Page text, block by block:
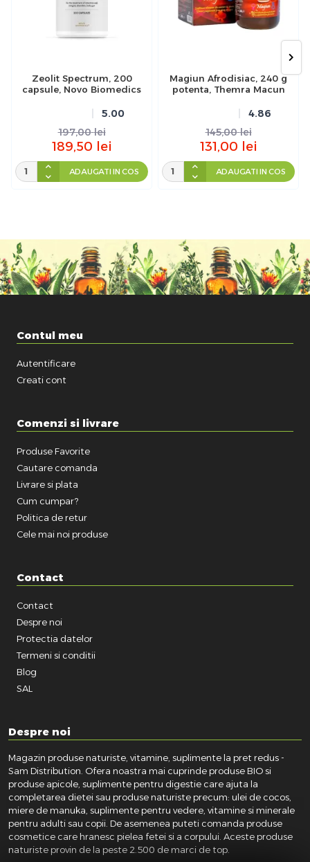
Zeolit Spectrum, 200
capsule, Novo Biomedics
5.00
197,00 lei
189,50 lei
ADAUGATI IN COS
Magiun Afrodisiac, 240 g
potenta, Themra Macun
4.86
145,00 lei
131,00 lei
ADAUGATI IN COS
Contul meu
Autentificare
Creati cont
Comenzi si livrare
Produse Favorite
Cautare comanda
Livrare si plata
Cum cumpar?
Politica de retur
Cele mai noi produse
Contact
Contact
Despre noi
Protectia datelor
Termeni si conditii
Blog
SAL
Despre noi
Magazin produse naturiste, vitamine, suplimente la pret redus -
Sam Distribution. Ofera noastra mai cuprinde produse BIO si
produse apicole, suplimente pentru digestie care ajuta la
completarea dietei sau produse naturiste precum: ulei de cocos,
miere de manuka, suplimente pentru vedere, vitamine si minerale
pentru adulti sau copii. De asemenea puteti comanda produse
cosmetice care hranesc pielea fetei si a corpului. Aceste produse
naturiste provin de la peste 2.500 de marci de top.